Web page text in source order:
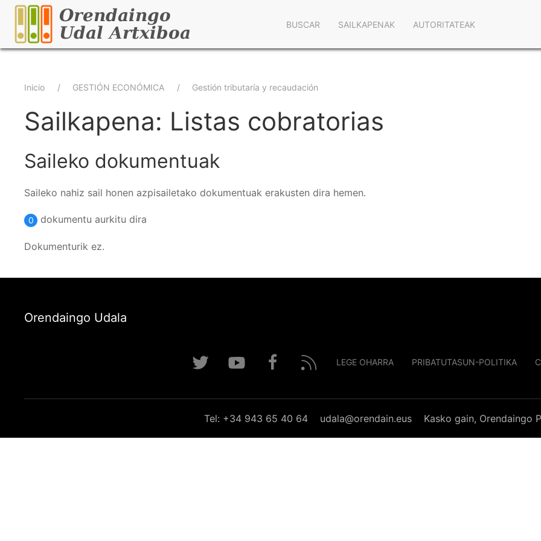
Pasar
contenido
principal
BUSCAR SAILKAPENAK AUTORITATEAK
Sobrescribir
enlaces
ayuda
a
la
navegación
Inicio GESTIÓN ECONÓMICA Gestión tributaría y recaudación
Sailkapena: Listas cobratorias
Saileko dokumentuak
Saileko nahiz sail honen azpisailetako dokumentuak erakusten dira hemen.
0 dokumentu aurkitu dira
Dokumenturik ez.
Orendaingo Udala
LEGE OHARRA PRIBATUTASUN-POLITIKA
Tel: +34 943 65 40 64 udala@orendain.eus Kasko gain, Orendaingo